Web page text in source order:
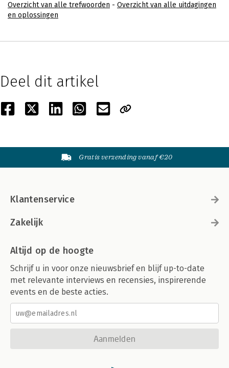
Overzicht van alle trefwoorden - Overzicht van alle uitdagingen
en oplossingen
Deel dit artikel
Gratis verzending vanaf €20
Klantenservice
Zakelijk
Altijd op de hoogte
Schrijf u in voor onze nieuwsbrief en blijf up-to-date
met relevante interviews en recensies, inspirerende
events en de beste acties.
Aanmelden